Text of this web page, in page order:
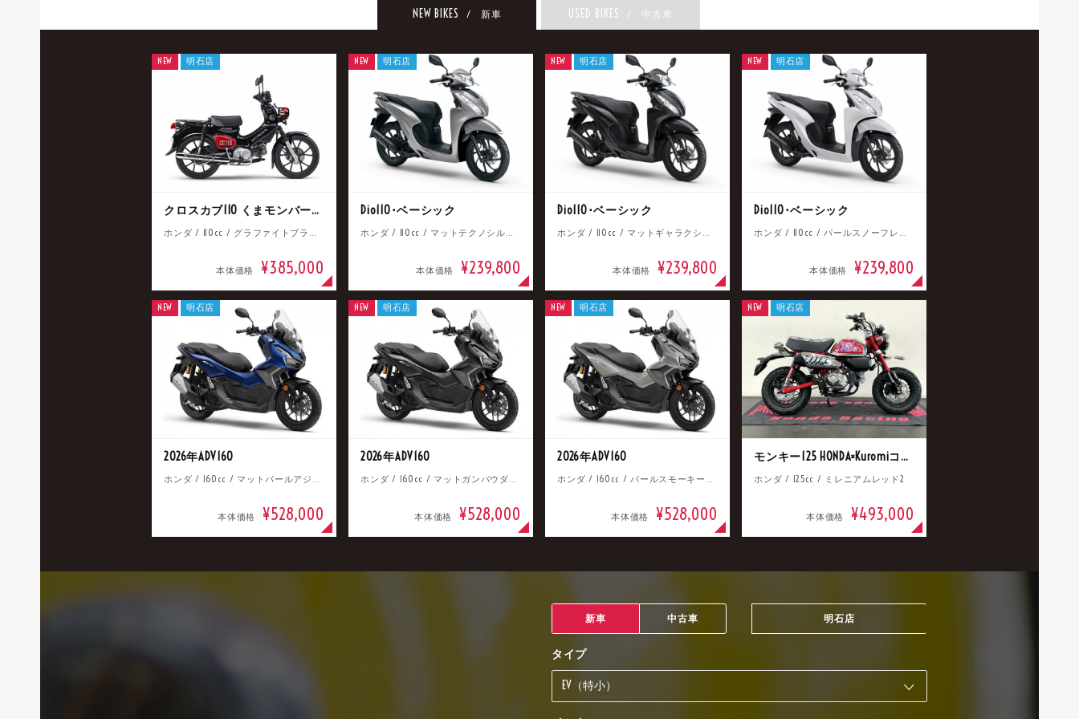
NEW BIKES / 新車 USED BIKES / 中古車
クロスカブ110 くまモンバージョン
ホンダ / 110cc / グラファイトブラック
本体価格 ¥385,000
NEW 明石店
Dio110･ベーシック
ホンダ / 110cc / マットテクノシルバーメタリック
本体価格 ¥239,800
NEW 明石店
Dio110･ベーシック
ホンダ / 110cc / マットギャラクシーブラックメタリック
本体価格 ¥239,800
NEW 明石店
Dio110･ベーシック
ホンダ / 110cc / パールスノーフレークホワイト
本体価格 ¥239,800
NEW 明石店
2026年ADV160
ホンダ / 160cc / マットパールアジャイルブルー
本体価格 ¥528,000
NEW 明石店
2026年ADV160
ホンダ / 160cc / マットガンパウダーブラックメタリック
本体価格 ¥528,000
NEW 明石店
2026年ADV160
ホンダ / 160cc / パールスモーキーグレー
本体価格 ¥528,000
NEW 明石店
モンキー125 HONDA×Kuromiコラボ
ホンダ / 125cc / ミレニアムレッド2
本体価格 ¥493,000
NEW 明石店
新車 中古車 明石店
タイプ